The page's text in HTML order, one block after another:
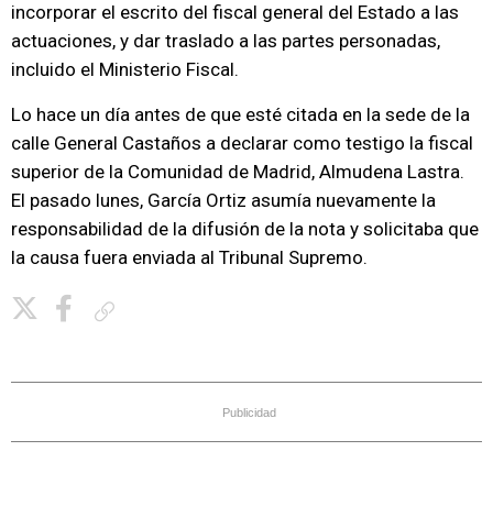
incorporar el escrito del fiscal general del Estado a las
actuaciones, y dar traslado a las partes personadas,
incluido el Ministerio Fiscal.
Lo hace un día antes de que esté citada en la sede de la
calle General Castaños a declarar como testigo la fiscal
superior de la Comunidad de Madrid, Almudena Lastra.
El pasado lunes, García Ortiz asumía nuevamente la
responsabilidad de la difusión de la nota y solicitaba que
la causa fuera enviada al Tribunal Supremo.
Publicidad